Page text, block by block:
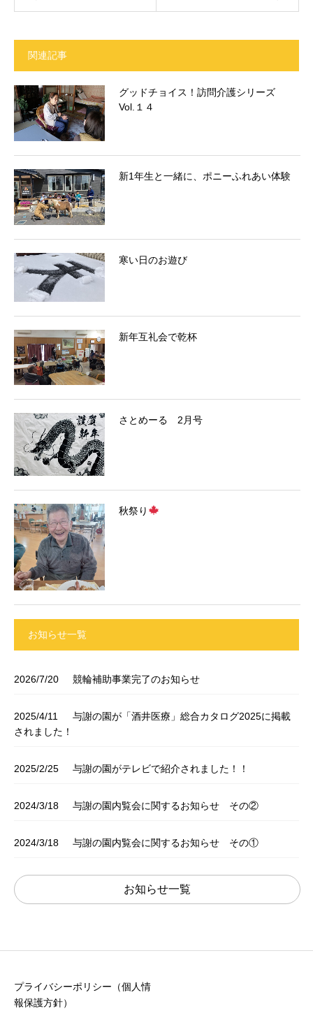
関連記事
グッドチョイス！訪問介護シリーズ
Vol.１４
新1年生と一緒に、ポニーふれあい体験
寒い日のお遊び
新年互礼会で乾杯
さとめーる 2月号
秋祭り
お知らせ一覧
2026/7/20 競輪補助事業完了のお知らせ
2025/4/11
与謝の園が「酒井医療」総合カタログ2025に掲載
されました！
2025/2/25 与謝の園がテレビで紹介されました！！
2024/3/18 与謝の園内覧会に関するお知らせ その②
2024/3/18 与謝の園内覧会に関するお知らせ その①
お知らせ一覧
プライバシーポリシー（個人情
報保護方針）